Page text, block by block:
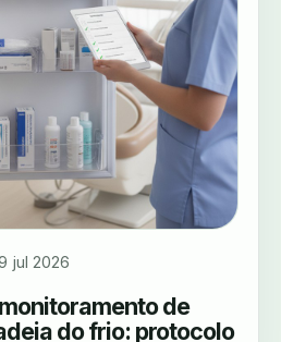
jul 2026
de
do frio: protocolo